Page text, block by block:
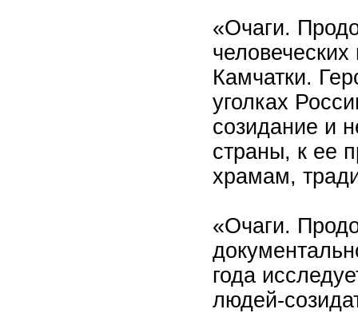
«Очаги.
Камчатки.
уголках
созидание и
страны, к ее
храмам,
«Очаги.
года
людей-